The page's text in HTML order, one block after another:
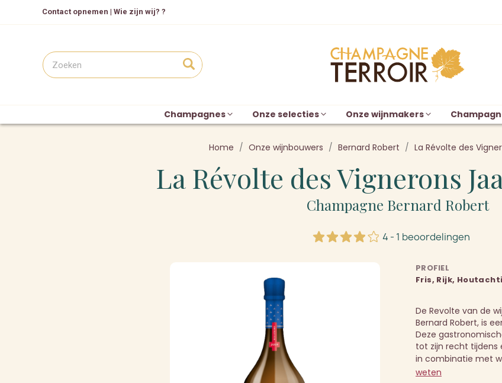
Contact opnemen | Wie zijn wij? ?
Champagnes Onze selecties Onze wijnmakers
Home Onze wijnbouwers Bernard Robert La Révolte des
La Révolte des Vignerons
Champagne Bernard Robert
4 - 1 beoordelingen
PROFIEL
Fris, Rijk,
De Revolte van de
Bernard Robert, is
Deze
tot zijn recht tijdens
in combinatie met
weten